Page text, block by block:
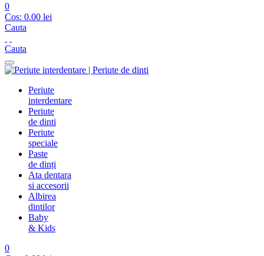
0
Cos: 0.00 lei
Cauta
Cauta
Periute
interdentare
Periute
de dinti
Periute
speciale
Paste
de dinți
Ata dentara
si accesorii
Albirea
dintilor
Baby
& Kids
0